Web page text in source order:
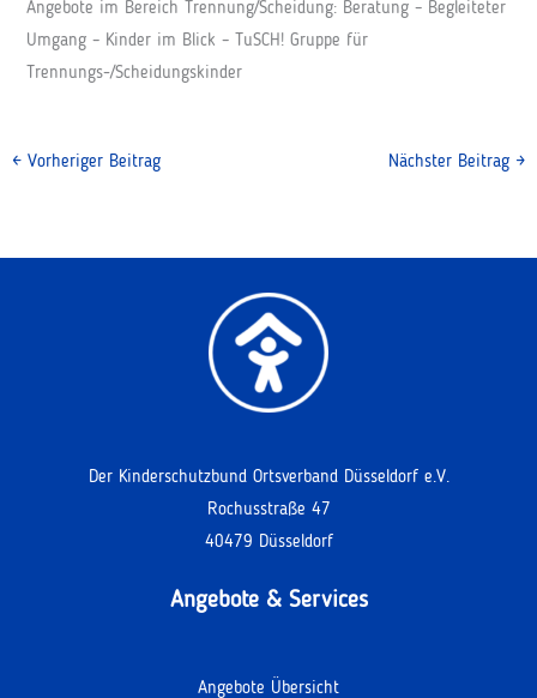
Angebote im Bereich Trennung/Scheidung: Beratung – Begleiteter
Umgang – Kinder im Blick – TuSCH! Gruppe für
Trennungs-/Scheidungskinder
←Vorheriger Beitrag Nächster Beitrag →
Der Kinderschutzbund Ortsverband Düsseldorf e.V.
Rochusstraße 47
40479 Düsseldorf
Angebote & Services
Angebote Übersicht